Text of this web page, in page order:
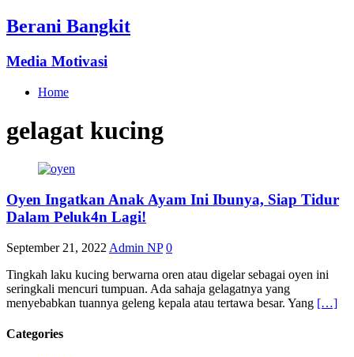
Berani Bangkit
Media Motivasi
Home
gelagat kucing
Oyen Ingatkan Anak Ayam Ini Ibunya, Siap Tidur
Dalam Peluk4n Lagi!
September 21, 2022 Admin NP 0
Tingkah laku kucing berwarna oren atau digelar sebagai oyen ini
seringkali mencuri tumpuan. Ada sahaja gelagatnya yang
menyebabkan tuannya geleng kepala atau tertawa besar. Yang […]
Categories